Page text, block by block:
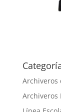
Archiveros
Archiveros